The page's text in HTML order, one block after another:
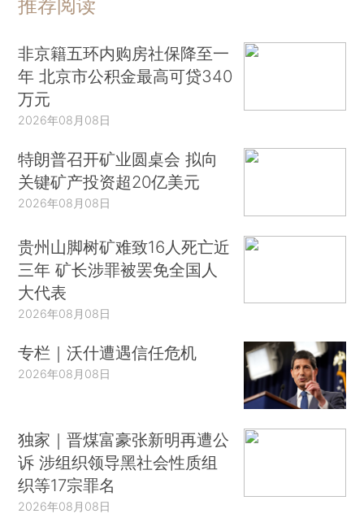
推荐阅读
非京籍五环内购房社保降至一
年 北京市公积金最高可贷340
万元
2026年08月08日
特朗普召开矿业圆桌会 拟向
关键矿产投资超20亿美元
2026年08月08日
贵州山脚树矿难致16人死亡近
三年 矿长涉罪被罢免全国人
大代表
2026年08月08日
专栏｜沃什遭遇信任危机
2026年08月08日
独家｜晋煤富豪张新明再遭公
诉 涉组织领导黑社会性质组
织等17宗罪名
2026年08月08日